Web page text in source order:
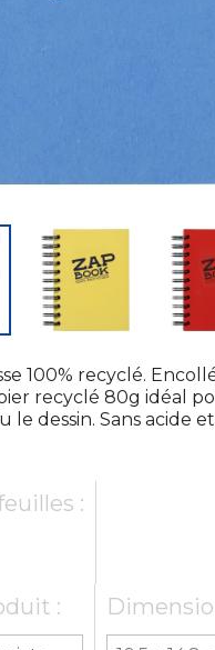
100% recyclé.
recyclé 80g idéal
le dessin. Sans acide
:
: